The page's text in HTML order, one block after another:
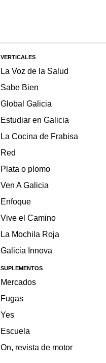
VERTICALES
La Voz de la Salud
Sabe Bien
Global Galicia
Estudiar en Galicia
La Cocina de Frabisa
Red
Plata o plomo
Ven A Galicia
Enfoque
Vive el Camino
La Mochila Roja
Galicia Innova
SUPLEMENTOS
Mercados
Fugas
Yes
Escuela
On, revista de motor